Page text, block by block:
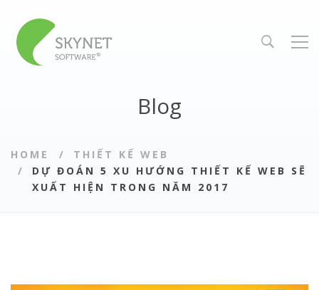
Blog
HOME
THIẾT KẾ WEB
DỰ ĐOÁN 5 XU HƯỚNG THIẾT KẾ WEB SẼ
XUẤT HIỆN TRONG NĂM 2017